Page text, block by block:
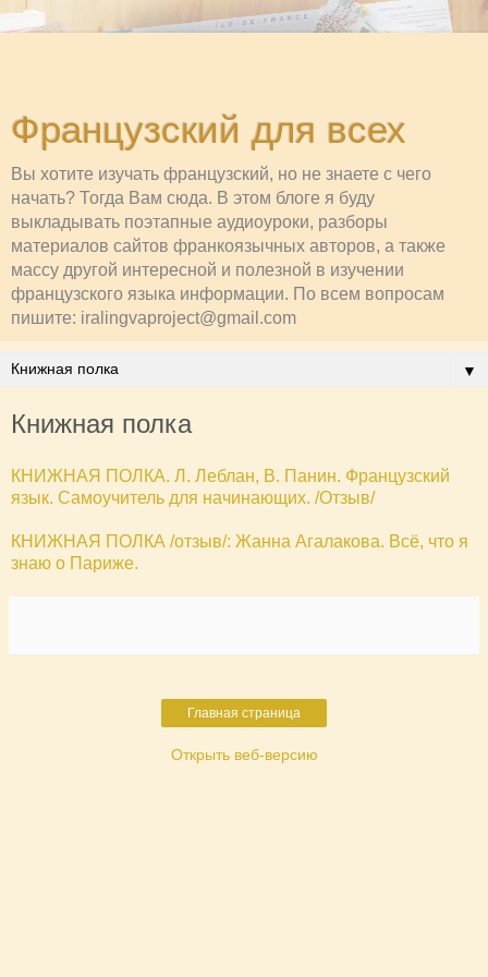
Французский для всех
Вы хотите изучать французский, но не знаете с чего
начать? Тогда Вам сюда. В этом блоге я буду
выкладывать поэтапные аудиоуроки, разборы
материалов сайтов франкоязычных авторов, а также
массу другой интересной и полезной в изучении
французского языка информации. По всем вопросам
пишите: iralingvaproject@gmail.com
▼
Книжная полка
КНИЖНАЯ ПОЛКА. Л. Леблан, В. Панин. Французский
язык. Самоучитель для начинающих. /Отзыв/
КНИЖНАЯ ПОЛКА /отзыв/: Жанна Агалакова. Всё, что я
знаю о Париже.
Главная страница
Открыть веб-версию